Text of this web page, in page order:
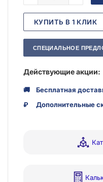
КУПИТЬ В 1 КЛИК
СПЕЦИАЛЬНОЕ
Действующие акции:
🚚 Бесплатная
₽ Дополнительные